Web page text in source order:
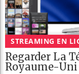
STREAMING EN
Regarder La
Royaume-Uni